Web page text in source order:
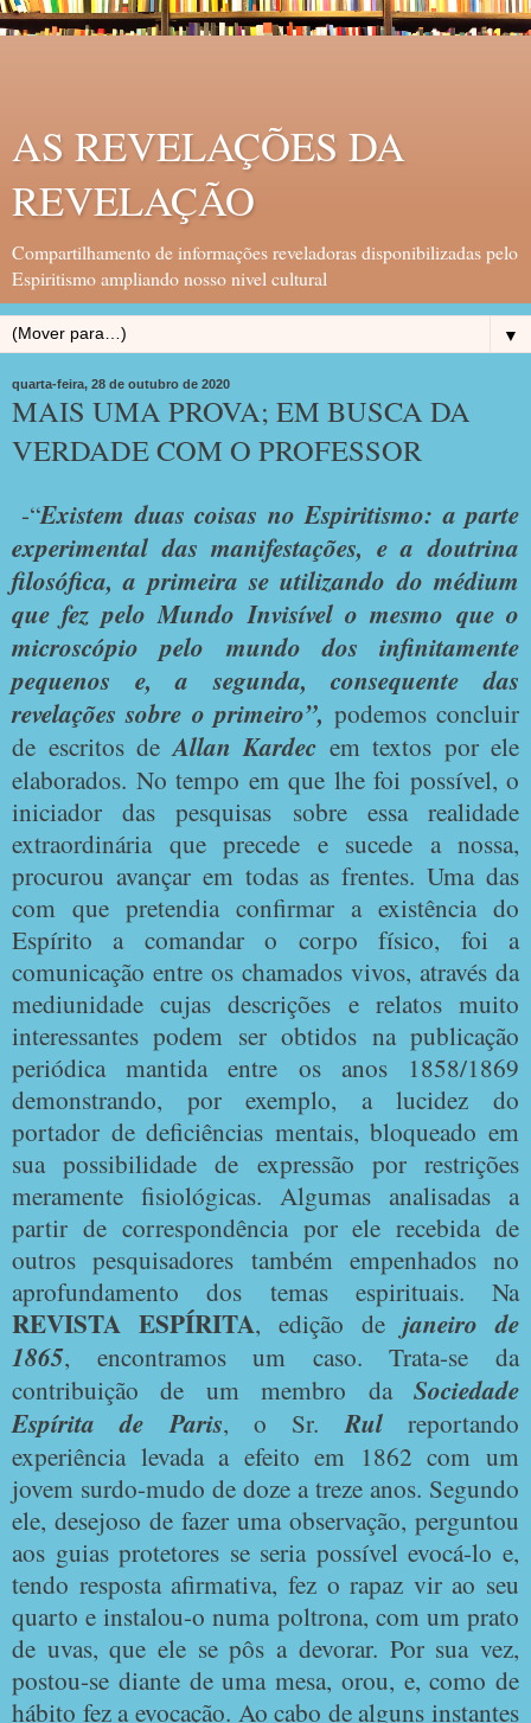
AS REVELAÇÕES DA
REVELAÇÃO
Compartilhamento de informações reveladoras disponibilizadas pelo
Espiritismo ampliando nosso nivel cultural
▼
quarta-feira, 28 de outubro de 2020
MAIS UMA PROVA; EM BUSCA DA
VERDADE COM O PROFESSOR
-“Existem duas coisas no Espiritismo: a parte
experimental das manifestações, e a doutrina
filosófica, a primeira se utilizando do médium
que fez pelo Mundo Invisível o mesmo que o
microscópio pelo mundo dos infinitamente
pequenos e, a segunda, consequente das
revelações sobre o primeiro”, podemos concluir
de escritos de Allan Kardec em textos por ele
elaborados. No tempo em que lhe foi possível, o
iniciador das pesquisas sobre essa realidade
extraordinária que precede e sucede a nossa,
procurou avançar em todas as frentes. Uma das
com que pretendia confirmar a existência do
Espírito a comandar o corpo físico, foi a
comunicação entre os chamados vivos, através da
mediunidade cujas descrições e relatos muito
interessantes podem ser obtidos na publicação
periódica mantida entre os anos 1858/1869
demonstrando, por exemplo, a lucidez do
portador de deficiências mentais, bloqueado em
sua possibilidade de expressão por restrições
meramente fisiológicas. Algumas analisadas a
partir de correspondência por ele recebida de
outros pesquisadores também empenhados no
aprofundamento dos temas espirituais. Na
REVISTA ESPÍRITA, edição de janeiro de
1865, encontramos um caso. Trata-se da
contribuição de um membro da Sociedade
Espírita de Paris, o Sr. Rulreportando
experiência levada a efeito em 1862 com um
jovem surdo-mudo de doze a treze anos. Segundo
ele, desejoso de fazer uma observação, perguntou
aos guias protetores se seria possível evocá-lo e,
tendo resposta afirmativa, fez o rapaz vir ao seu
quarto e instalou-o numa poltrona, com um prato
de uvas, que ele se pôs a devorar. Por sua vez,
postou-se diante de uma mesa, orou, e, como de
hábito fez a evocação. Ao cabo de alguns instantes